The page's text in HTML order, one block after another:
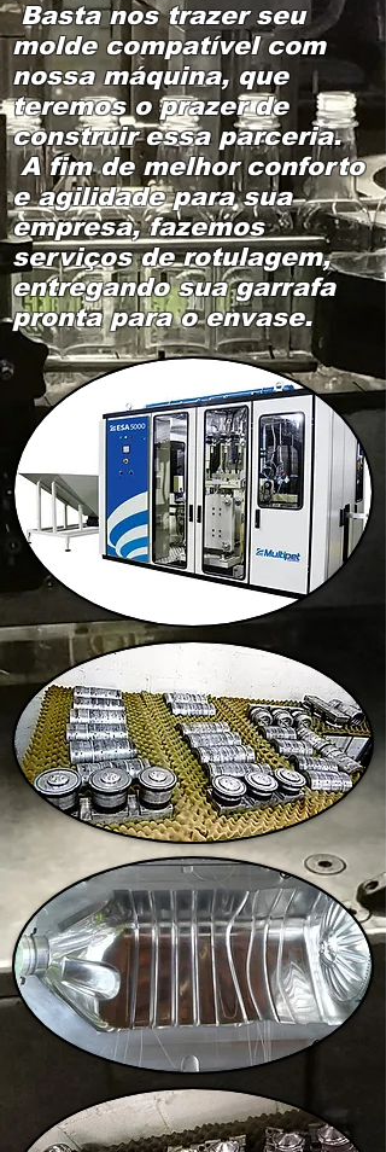
Basta nos trazer seu
molde compatível com
nossa máquina, que
teremos o prazer de
construir essa parceria.
A fim de melhor conforto
e agilidade para sua
empresa, fazemos
serviços de rotulagem,
entregando sua garrafa
pronta para o envase.